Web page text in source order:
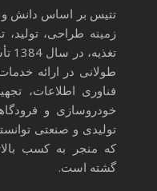
تتیس بر اساس دانش و
زمینه طراحی،
طولانی در ارائه
فناوری اطلاعات،
خودروسازی و
تولیدی و صنعتی
که منجر به کسب
گشته است.